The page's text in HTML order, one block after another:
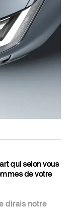
qui selon vous
de votre
dirais notre